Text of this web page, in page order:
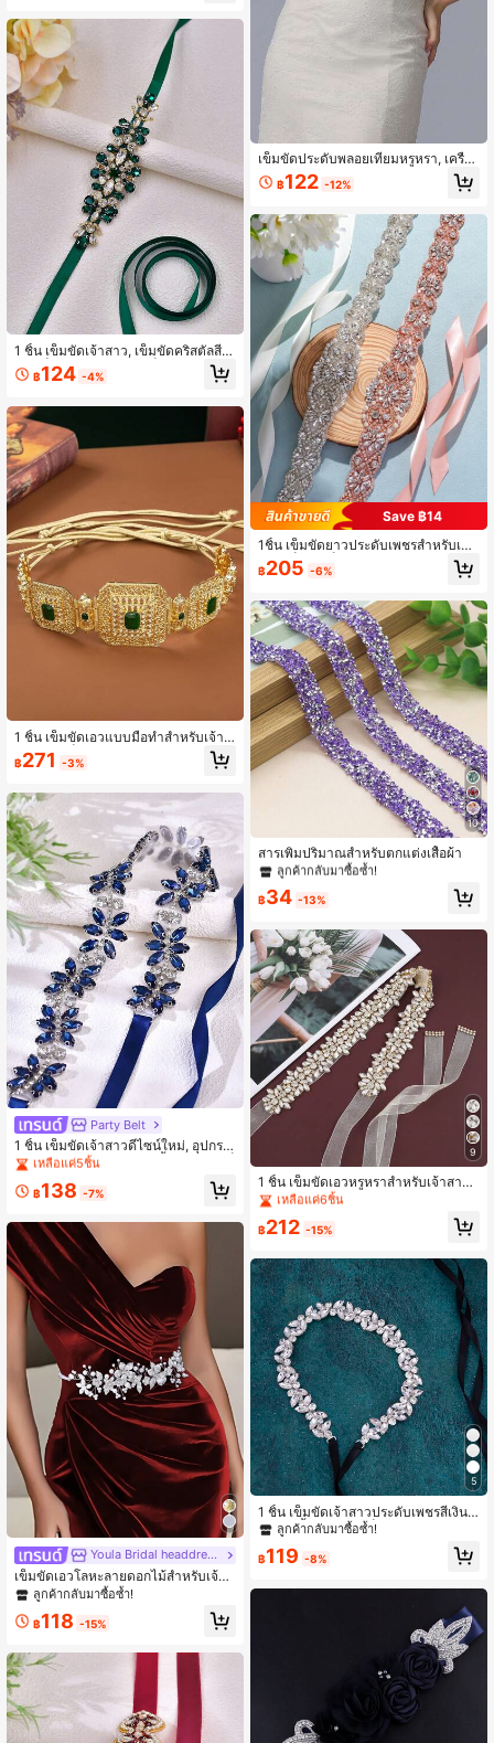
1 ชิ้น เข็มขัดเจ้าสาว, เข็มขัดคริสตัลสีเขี
ยว, เข็มขัดเพชรทำมือ, เข็มขัดชุดแต่งง
าน, เข็มขัดชุดทางการ
฿124 -4%
1 ชิ้น เข็มขัดเอวแบบมือทำสำหรับเจ้าส
าวชาวโมร็อกโก ด้วยลวดลายชุบทองสั
งกะสีผสม เป็นเครื่องประดับเอวชุดแต่งง
฿271 -3%
Party Belt
1 ชิ้น เข็มขัดเจ้าสาวดีไซน์ใหม่, อุปกรณ์
เสริมเอวสำหรับชุดราตรีสีน้ำเงินเข้ม, เข็
มขัดเพื่อนเจ้าสาว, อุปกรณ์งานแต่งงา
น, เข้ากับชุดประจำวัน
ลูกค้ากลับมาซื้อซ้ำ!
เหลือแค่5ชิ้น
ลูกค้ากลับมาซื้อซ้ำ!
เหลือแค่5ชิ้น
ลูกค้ากลับมาซื้อซ้ำ!
เหลือแค่5ชิ้น
ลูกค้ากลับมาซื้อซ้ำ!
เหลือแค่5ชิ้น
฿138 -7%
Youla Bridal headdress
เข็มขัดเอวโลหะลายดอกไม้สำหรับเจ้าส
าว, ผ้าคาดเอวหรูหราสง่างามสำหรับงา
นแต่งงาน, อุปกรณ์เสริมชุดแต่งงานแฟ
ชั่น, เข็มขัดเอวสำหรับผู้หญิง, ตกแต่งเอ
ลูกค้ากลับมาซื้อซ้ำ!
฿118 -15%
เข็มขัดประดับพลอยเทียมหรูหรา, เครื่อง
ประดับชุดเดรสผู้หญิงลายดอกไม้, ผ้าคา
ดเอวเจ้าสาวแฟชั่น, ของขวัญวันหยุด เ
฿122 -12%
Save ฿14
1ชิ้น เข็มขัดยาวประดับเพชรสำหรับเจ้า
สาว เข็มขัดเย็บด้วยมือสำหรับชุดงานแ
ต่งงาน อุปกรณ์เสริมงานแต่งงาน อุปกร
฿205 -6%
10
สารเพิ่มปริมาณสำหรับตกแต่งเสื้อผ้า
ใน สารเพิ่มปริมาณสำหรับตกแต่งเสื้อผ้า
ลูกค้ากลับมาซื้อซ้ำ!
#1 ขายดี
ลูกค้ากลับมาซื้อซ้ำ!
#1 ขายดี
ลูกค้ากลับมาซื้อซ้ำ!
#1 ขายดี
ใน สารเพิ่มปริมาณสำหรับตกแต่งเสื้อผ้า
ลูกค้ากลับมาซื้อซ้ำ!
฿34 -13%
9
1 ชิ้น เข็มขัดเอวหรูหราสำหรับเจ้าสาว
ทำด้วยมือประดับด้วยคริสตัลและลูกปัด
สำหรับงานแต่งงานและงานปาร์ตี้
ลูกค้ากลับมาซื้อซ้ำ!
เหลือแค่6ชิ้น
ลูกค้ากลับมาซื้อซ้ำ!
เหลือแค่6ชิ้น
ลูกค้ากลับมาซื้อซ้ำ!
เหลือแค่6ชิ้น
ลูกค้ากลับมาซื้อซ้ำ!
เหลือแค่6ชิ้น
฿212 -15%
5
1 ชิ้น เข็มขัดเจ้าสาวประดับเพชรสีเงินพ
ร้อมริบบิ้นสีงาช้าง เข็มขัดเอวชุดแต่งงา
นประดับเพชร
ลูกค้ากลับมาซื้อซ้ำ!
฿119 -8%